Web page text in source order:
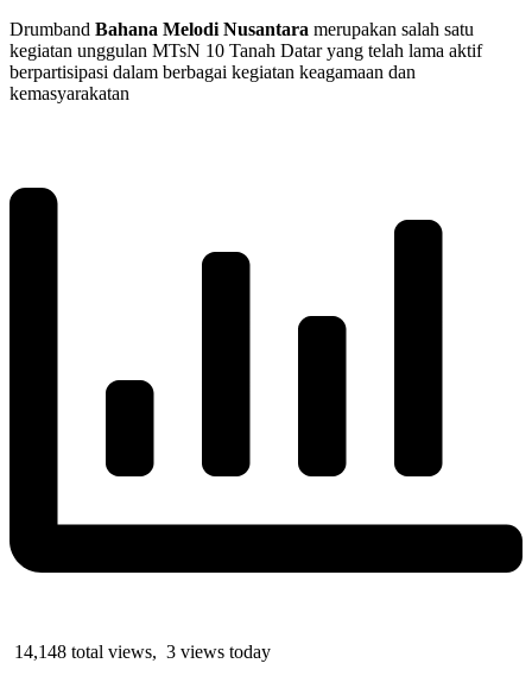
Drumband Bahana Melodi Nusantara merupakan salah satu
kegiatan unggulan MTsN 10 Tanah Datar yang telah lama aktif
berpartisipasi dalam berbagai kegiatan keagamaan dan
kemasyarakatan
14,148 total views, 3 views today